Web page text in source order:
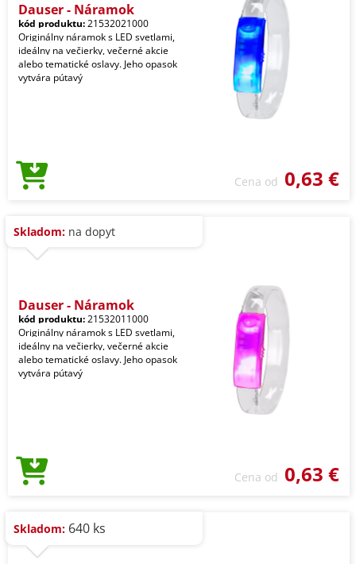
Dauser - Náramok
kód produktu:21532021000
Originálny náramok s LED svetlami,
ideálny na večierky, večerné akcie
alebo tematické oslavy. Jeho opasok
vytvára pútavý
Cena od 0,63 €
Skladom: na dopyt
Dauser - Náramok
kód produktu:21532011000
Originálny náramok s LED svetlami,
ideálny na večierky, večerné akcie
alebo tematické oslavy. Jeho opasok
vytvára pútavý
Cena od 0,63 €
Skladom: 640 ks